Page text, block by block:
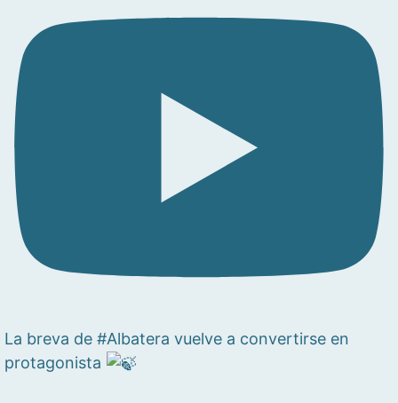
La breva de #Albatera vuelve a convertirse en
protagonista